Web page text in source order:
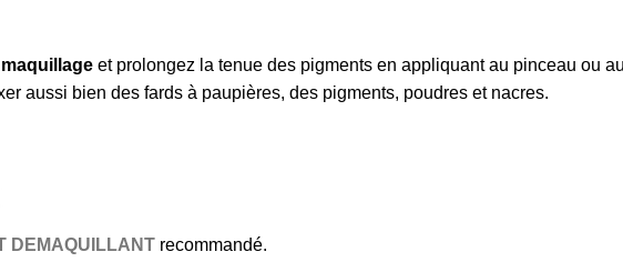
et prolongez la tenue des pigments en appliquant au pinceau ou
aussi bien des fards à paupières, des pigments, poudres et nacres.
DEMAQUILLANT recommandé.